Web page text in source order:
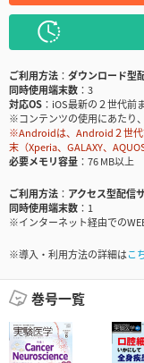
ご利用方法
ダウンロード型
同時使用端末数
3
対応OS
iOS最新の２世代前
※コンテンツの使用にあたり
※Androidは、Android２世代
末（Xperia、GALAXY、
必要メモリ容量
76 MB以上
ご利用方法
アクセス型配信
同時使用端末数
1
※インターネット経由での
※導入・利用方法の詳細はこ
巻号一覧